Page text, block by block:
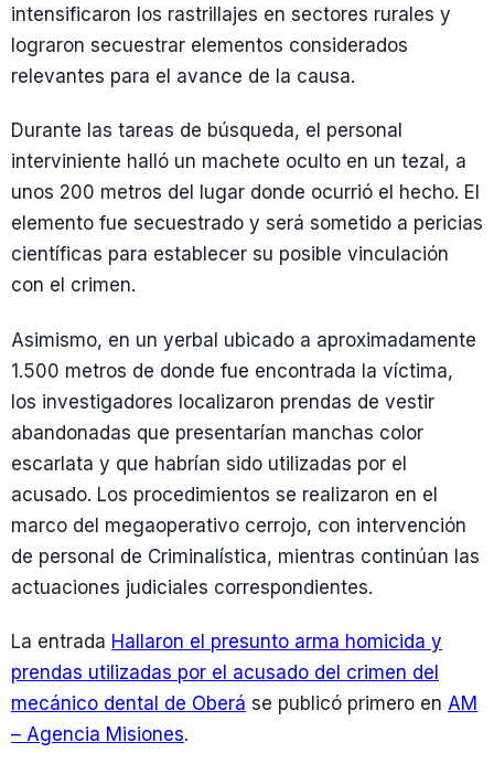
intensificaron los rastrillajes en sectores rurales y
lograron secuestrar elementos considerados
relevantes para el avance de la causa.
Durante las tareas de búsqueda, el personal
interviniente halló un machete oculto en un tezal, a
unos 200 metros del lugar donde ocurrió el hecho. El
elemento fue secuestrado y será sometido a pericias
científicas para establecer su posible vinculación
con el crimen.
Asimismo, en un yerbal ubicado a aproximadamente
1.500 metros de donde fue encontrada la víctima,
los investigadores localizaron prendas de vestir
abandonadas que presentarían manchas color
escarlata y que habrían sido utilizadas por el
acusado. Los procedimientos se realizaron en el
marco del megaoperativo cerrojo, con intervención
de personal de Criminalística, mientras continúan las
actuaciones judiciales correspondientes.
La entrada Hallaron el presunto arma homicida y
prendas utilizadas por el acusado del crimen del
mecánico dental de Oberá se publicó primero en AM
– Agencia Misiones.